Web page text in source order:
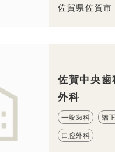
佐賀県佐賀市
佐賀中央歯
外科
一般歯科 矯
口腔外科